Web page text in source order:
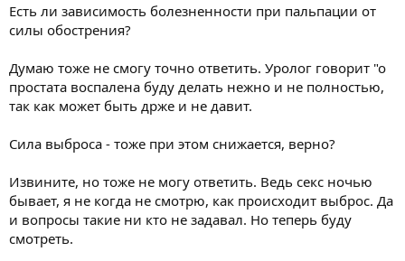
Есть ли зависимость болезненности при пальпации от
силы обострения?
Думаю тоже не смогу точно ответить. Уролог говорит "о
простата воспалена буду делать нежно и не полностью,
так как может быть држе и не давит.
Сила выброса - тоже при этом снижается, верно?
Извините, но тоже не могу ответить. Ведь секс ночью
бывает, я не когда не смотрю, как происходит выброс. Да
и вопросы такие ни кто не задавал. Но теперь буду
смотреть.